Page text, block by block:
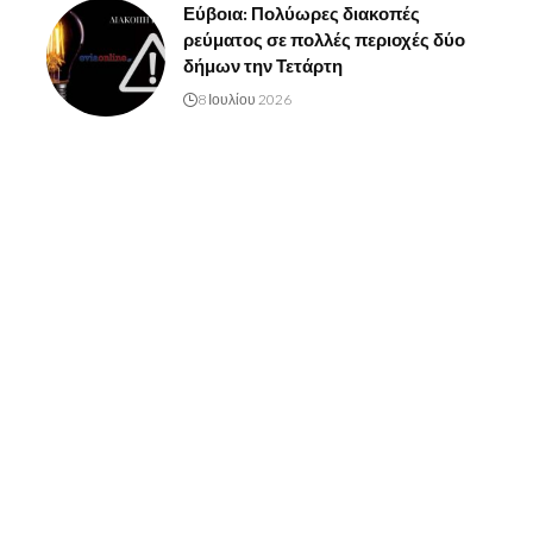
Εύβοια: Πολύωρες διακοπές
ρεύματος σε πολλές περιοχές δύο
δήμων την Τετάρτη
8 Ιουλίου 2026